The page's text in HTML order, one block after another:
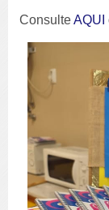
ConsulteAQUI